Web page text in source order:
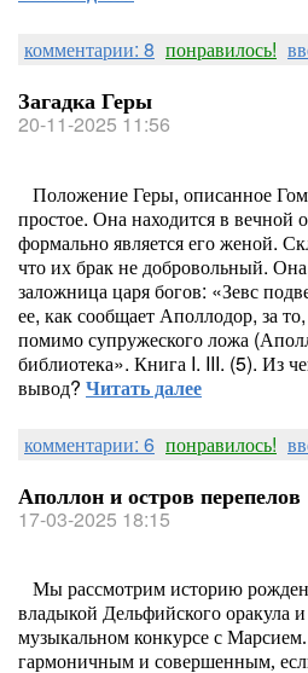
комментарии: 8 понравилось!
Загадка Геры
20-11-2025 11:56
Положение Геры, описанное
простое. Она находится в вечной
формально является его женой.
что их брак не добровольный.
заложница царя богов: «Зевс
ее, как сообщает Аполлодор, за
помимо супружеского ложа
библиотека». Книга I. III. (5). Из
вывод? Читать далее
комментарии: 6 понравилось!
Аполлон и остров перепелов
17-03-2025 18:15
Мы рассмотрим историю
владыкой Дельфийского оракула
музыкальном конкурсе с
гармоничным и совершенным,